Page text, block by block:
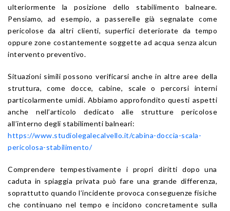
ulteriormente la posizione dello stabilimento balneare.
Pensiamo, ad esempio, a passerelle già segnalate come
pericolose da altri clienti, superfici deteriorate da tempo
oppure zone costantemente soggette ad acqua senza alcun
intervento preventivo.
Situazioni simili possono verificarsi anche in altre aree della
struttura, come docce, cabine, scale o percorsi interni
particolarmente umidi. Abbiamo approfondito questi aspetti
anche nell’articolo dedicato alle strutture pericolose
all’interno degli stabilimenti balneari:
https://www.studiolegalecalvello.it/cabina-doccia-scala-
pericolosa-stabilimento/
Comprendere tempestivamente i propri diritti dopo una
caduta in spiaggia privata può fare una grande differenza,
soprattutto quando l’incidente provoca conseguenze fisiche
che continuano nel tempo e incidono concretamente sulla